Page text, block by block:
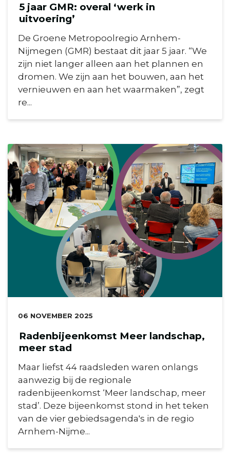
5 jaar GMR: overal ‘werk in
uitvoering’
De Groene Metropoolregio Arnhem-
Nijmegen (GMR) bestaat dit jaar 5 jaar. “We
zijn niet langer alleen aan het plannen en
dromen. We zijn aan het bouwen, aan het
vernieuwen en aan het waarmaken”, zegt
re...
DATUM:
06 NOVEMBER 2025
Radenbijeenkomst Meer landschap,
meer stad
Maar liefst 44 raadsleden waren onlangs
aanwezig bij de regionale
radenbijeenkomst ‘Meer landschap, meer
stad’. Deze bijeenkomst stond in het teken
van de vier gebiedsagenda's in de regio
Arnhem-Nijme...